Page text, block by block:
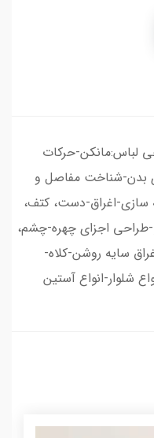
لباس:مانکن-حرکات
بدن-شناخت مفاصل و
اغراق-دست، کتف،
اجزای چهره-چشم،
سایه روشن-کلاه-
شلوار-انواع آستین